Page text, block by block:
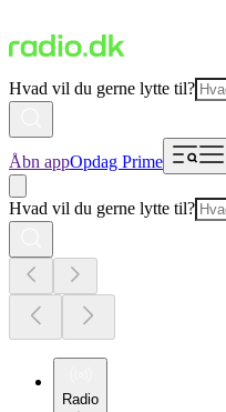
Hvad vil du gerne lytte til?
Åbn appOpdag Prime
Hvad vil du gerne lytte til?
Radio